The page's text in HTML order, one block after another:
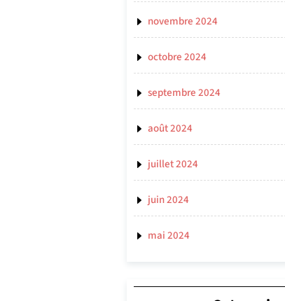
novembre 2024
octobre 2024
septembre 2024
août 2024
juillet 2024
juin 2024
mai 2024